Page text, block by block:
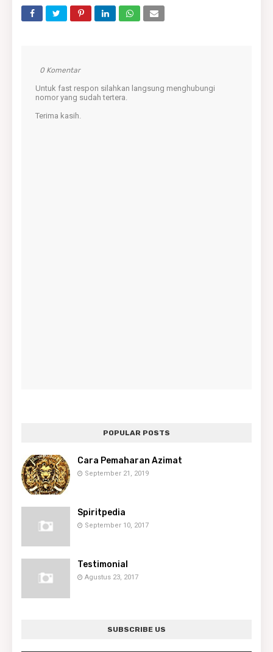
0 Komentar
Untuk fast respon silahkan langsung menghubungi
nomor yang sudah tertera.
Terima kasih.
POPULAR POSTS
Cara Pemaharan Azimat
September 21, 2019
Spiritpedia
September 10, 2017
Testimonial
Agustus 23, 2017
SUBSCRIBE US